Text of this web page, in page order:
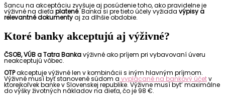
Šancu na akceptáciu zvyšuje aj posúdenie toho, ako pravidelne je
výživné na dieťa platené. Banka si pre tieto účely vyžiada výpisy a
relevantné dokumentyaj za dlhšie obdobie.
Ktoré banky akceptujú aj výživné?
ČSOB, VÚB a Tatra Bankavýživné ako príjem pri vybavovaní úveru
neakceptujú vôbec.
OTPakceptuje výživné len v kombinácii s iným hlavným príjmom.
Výživné musí byť stanovené súdom a vyplácané na bankový účetv
ktorejkoľvek banke v Slovenskej republike. Výživne musí byt’ maximálne
do výšky životných nákladov na dieťa, čo je 98 €.